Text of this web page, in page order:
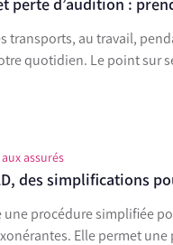
perte d’audition :
transports, au travail,
sur ses risques sur la santé et les solutions pour les
assurés
des simplifications
une procédure simplifiée
Elle permet